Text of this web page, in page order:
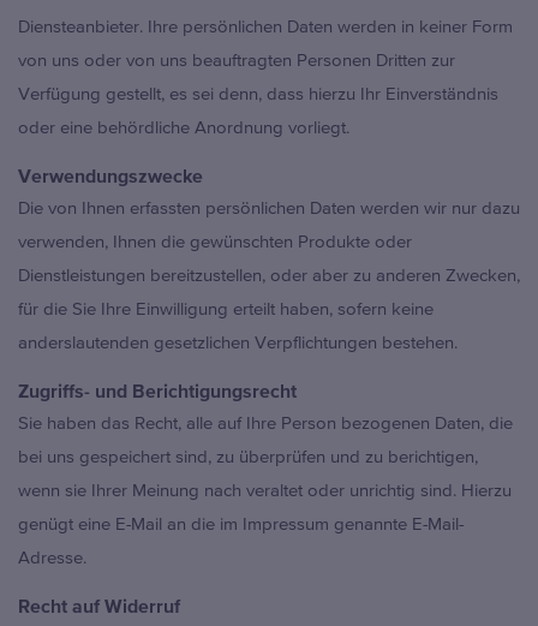
Diensteanbieter. Ihre persönlichen Daten werden in keiner Form
von uns oder von uns beauftragten Personen Dritten zur
Verfügung gestellt, es sei denn, dass hierzu Ihr Einverständnis
oder eine behördliche Anordnung vorliegt.
Verwendungszwecke
Die von Ihnen erfassten persönlichen Daten werden wir nur dazu
verwenden, Ihnen die gewünschten Produkte oder
Dienstleistungen bereitzustellen, oder aber zu anderen Zwecken,
für die Sie Ihre Einwilligung erteilt haben, sofern keine
anderslautenden gesetzlichen Verpflichtungen bestehen.
Zugriffs- und Berichtigungsrecht
Sie haben das Recht, alle auf Ihre Person bezogenen Daten, die
bei uns gespeichert sind, zu überprüfen und zu berichtigen,
wenn sie Ihrer Meinung nach veraltet oder unrichtig sind. Hierzu
genügt eine E-Mail an die im Impressum genannte E-Mail-
Adresse.
Recht auf Widerruf